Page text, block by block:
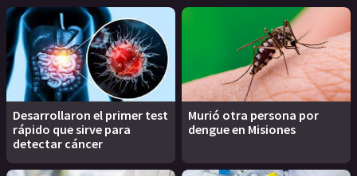
Desarrollaron el primer test
rápido que sirve para
detectar cáncer
Murió otra persona por
dengue en Misiones